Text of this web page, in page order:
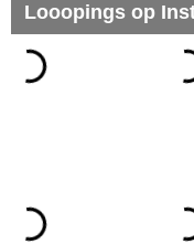
Looopings op